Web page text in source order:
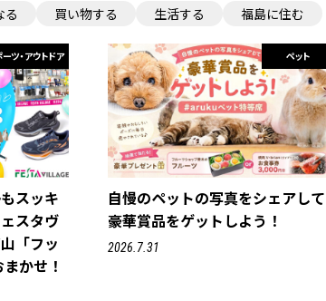
る 買い物する 生活する 福島に住む
ツ・アウトドア
スッキ
スタヴ
「フッ
かせ！
ペット
自慢のペットの写真をシェアして
豪華賞品をゲットしよう！
2026.7.31